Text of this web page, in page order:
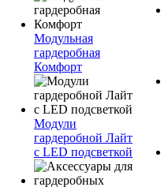
Модульная
гардеробная
Комфорт
Модули
гардеробной Лайт
с LED подсветкой